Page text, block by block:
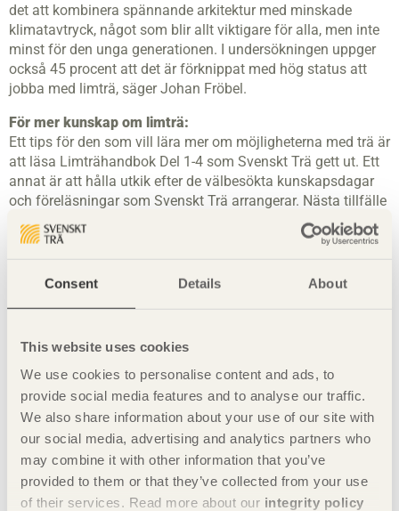
Consent Details About
This website uses cookies
We use cookies to personalise content and ads, to
provide social media features and to analyse our traffic.
We also share information about your use of our site with
our social media, advertising and analytics partners who
may combine it with other information that you’ve
provided to them or that they’ve collected from your use
of their services. Read more about our integrity policy
det att kombinera spännande arkitektur med minskade
klimatavtryck, något som blir allt viktigare för alla, men inte
minst för den unga generationen. I undersökningen uppger
också 45 procent att det är förknippat med hög status att
jobba med limträ, säger Johan Fröbel.
För mer kunskap om limträ:
Ett tips för den som vill lära mer om möjligheterna med trä är
att läsa Limträhandbok Del 1-4 som Svenskt Trä gett ut. Ett
annat är att hålla utkik efter de välbesökta kunskapsdagar
och föreläsningar som Svenskt Trä arrangerar. Nästa tillfälle
är 13 november på Hotel Rival i Stockholm.
Kunskapsdag
– http://www.svenskttra.se/om-
oss/events/2018/11/ingenjorsmassigt-byggande-i-tra/
Johan Fröbel, chef teknik och distribution, Svenskt Trä
070-289 79 68 , johan.frobel@svenskttra.se
Presskontakt:
Camilla Carlsson, kommunikationsansvarig, Svenskt Trä
072-702 79 65,
camilla.carlsson@svenskttra.se